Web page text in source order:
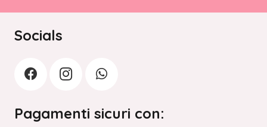
Socials
Pagamenti sicuri con: